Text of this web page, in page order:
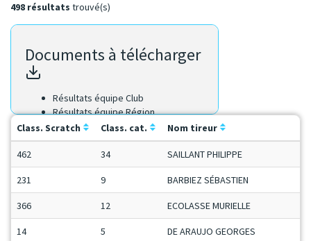
498 résultats trouvé(s)
Documents à télécharger
Résultats équipe Club
Résultats équipe Région
Résultats Scratch
Class. Scratch Class. cat. Nom tireur
462 34 SAILLANT PHILIPPE
231 9 BARBIEZ SÉBASTIEN
366 12 ECOLASSE MURIELLE
14 5 DE ARAUJO GEORGES